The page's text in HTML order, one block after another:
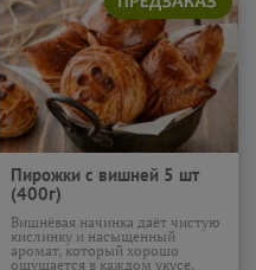
Пирожки с вишней 5 шт
(400г)
Вишнёвая начинка даёт чистую
кислинку и насыщенный
аромат, который хорошо
ощущается в каждом укусе.